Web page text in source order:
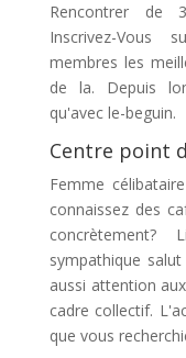
Rencontrer de
Inscrivez-Vous
membres les
de la. Depuis
qu'avec le-beguin.
Centre point
Femme
connaissez des
sympathique
aussi attention
cadre collectif.
que vous